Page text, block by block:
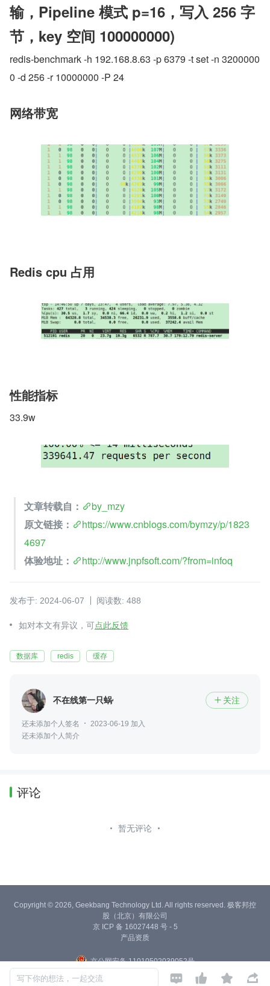
输，Pipeline 模式 p=16，写入 256 字
节，key 空间 100000000)
redis-benchmark -h 192.168.8.63 -p 6379 -t set -n 3200000
0 -d 256 -r 10000000 -P 24
网络带宽
Redis cpu 占用
性能指标
33.9w
文章转载自：
by_mzy
原文链接：
https://www.cnblogs.com/bymzy/p/1823
4697
体验地址：
http://www.jnpfsoft.com/?from=infoq
发布于: 2024-06-07 阅读数: 488
如对本文有异议，可点此反馈
数据库 redis 缓存
不在线第一只蜗牛  关注
还未添加个人签名
2023-06-19 加入
还未添加个人简介
评论
暂无评论
写下你的想法，一起交流    
Copyright © 2026, Geekbang Technology Ltd. All rights reserved. 极客邦控
股（北京）有限公司
京 ICP 备 16027448 号 - 5
产品资质
京公网安备 11010502039052号